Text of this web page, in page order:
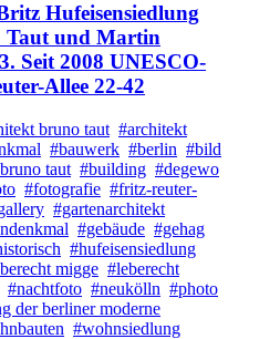
Hufeisensiedlung
Taut und Martin
Seit 2008 UNESCO-
Allee 22-42
bruno taut #architekt
#bauwerk #berlin #bild
taut #building #degewo
#fotografie #fritz-reuter-
#gartenarchitekt
#gebäude #gehag
#hufeisensiedlung
migge #leberecht
#nachtfoto #neukölln #photo
der berliner moderne
#wohnsiedlung